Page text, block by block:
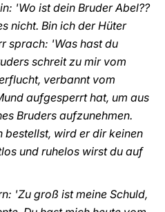
'Wo ist dein Bruder Abel??
nicht. Bin ich der Hüter
sprach: 'Was hast du
schreit zu mir vom
verbannt vom
aufgesperrt hat, um aus
Bruders aufzunehmen.
bestellst, wird er dir keinen
und ruhelos wirst du auf
'Zu groß ist meine Schuld,